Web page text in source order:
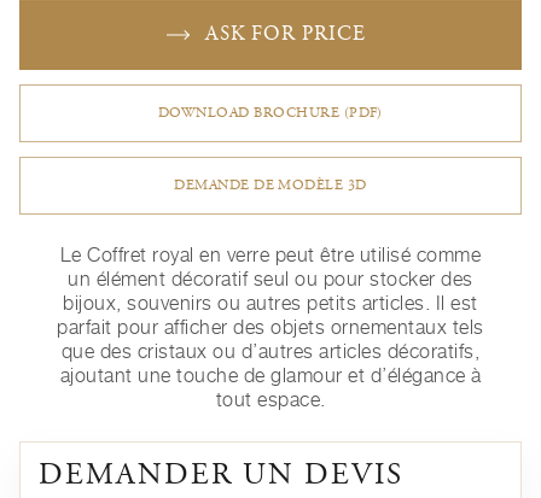
ASK FOR PRICE
DOWNLOAD BROCHURE (PDF)
DEMANDE DE MODÈLE 3D
Le Coffret royal en verre peut être utilisé comme
un élément décoratif seul ou pour stocker des
bijoux, souvenirs ou autres petits articles. Il est
parfait pour afficher des objets ornementaux tels
que des cristaux ou d’autres articles décoratifs,
ajoutant une touche de glamour et d’élégance à
tout espace.
DEMANDER UN DEVIS